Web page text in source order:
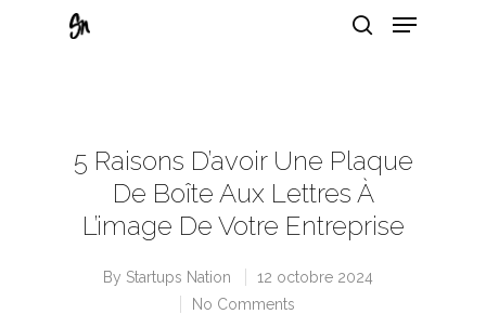
5 Raisons D’avoir Une Plaque
De Boîte Aux Lettres À
L’image De Votre Entreprise
By Startups Nation
12 octobre 2024
No Comments